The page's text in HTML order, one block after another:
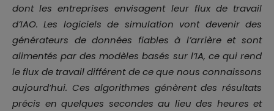
dont les entreprises envisagent leur flux de travail
d’IAO. Les logiciels de simulation vont devenir des
générateurs de données fiables à l’arrière et sont
alimentés par des modèles basés sur l’IA, ce qui rend
le flux de travail différent de ce que nous connaissons
aujourd’hui. Ces algorithmes génèrent des résultats
précis en quelques secondes au lieu des heures et